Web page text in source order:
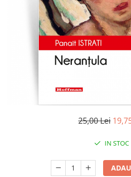
Literatura
Contemporana
Publicistica / Reportaje / Interviuri
25,00 Lei
IN STOC